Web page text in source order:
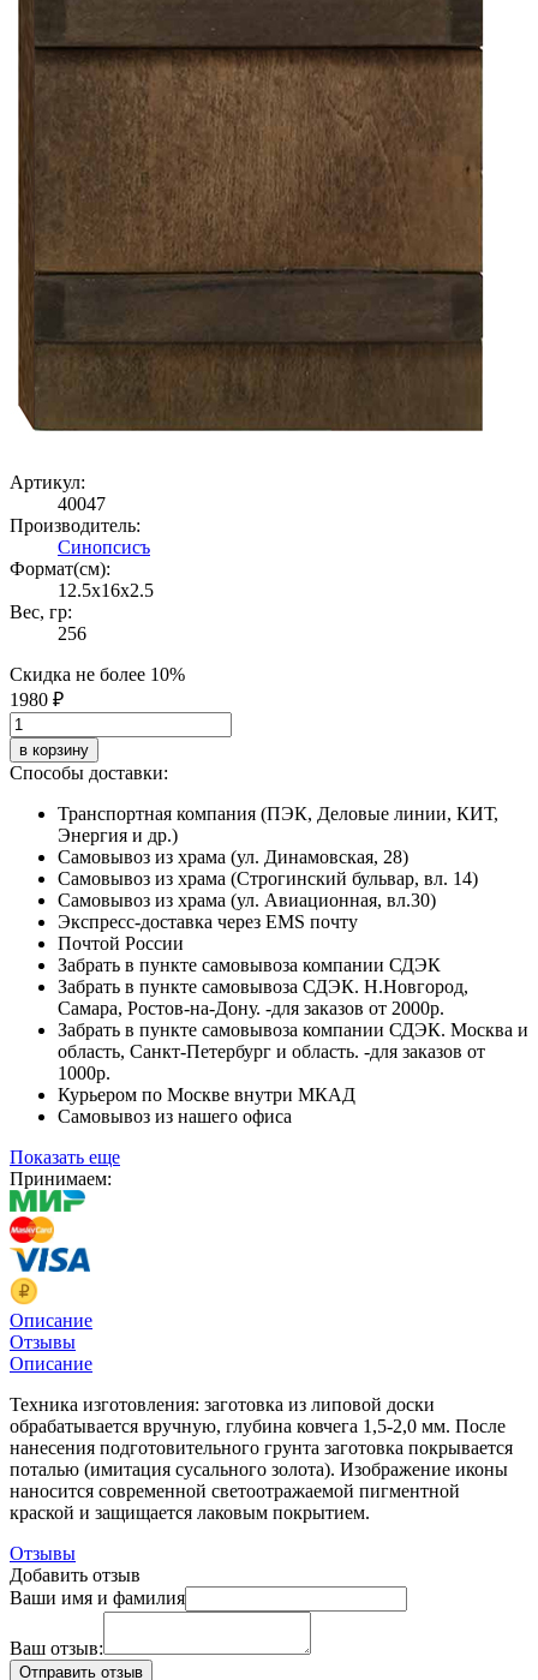
Артикул:
40047
Производитель:
Синопсисъ
Формат(cм):
12.5x16x2.5
Вес, гр:
256
Скидка не более 10%
1980 ₽
в корзину
Способы доставки:
Транспортная компания (ПЭК, Деловые линии, КИТ,
Энергия и др.)
Самовывоз из храма (ул. Динамовская, 28)
Самовывоз из храма (Строгинский бульвар, вл. 14)
Самовывоз из храма (ул. Авиационная, вл.30)
Экспресс-доставка через EMS почту
Почтой России
Забрать в пункте самовывоза компании СДЭК
Забрать в пункте самовывоза СДЭК. Н.Новгород,
Самара, Ростов-на-Дону. -для заказов от 2000р.
Забрать в пункте самовывоза компании СДЭК. Москва и
область, Санкт-Петербург и область. -для заказов от
1000р.
Курьером по Москве внутри МКАД
Самовывоз из нашего офиса
Показать еще
Принимаем:
Описание
Отзывы
Описание
Техника изготовления: заготовка из липовой доски
обрабатывается вручную, глубина ковчега 1,5-2,0 мм. После
нанесения подготовительного грунта заготовка покрывается
поталью (имитация сусального золота). Изображение иконы
наносится современной светоотражаемой пигментной
краской и защищается лаковым покрытием.
Отзывы
Добавить отзыв
Ваши имя и фамилия
Ваш отзыв: